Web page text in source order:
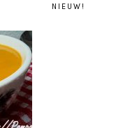
NIEUW!